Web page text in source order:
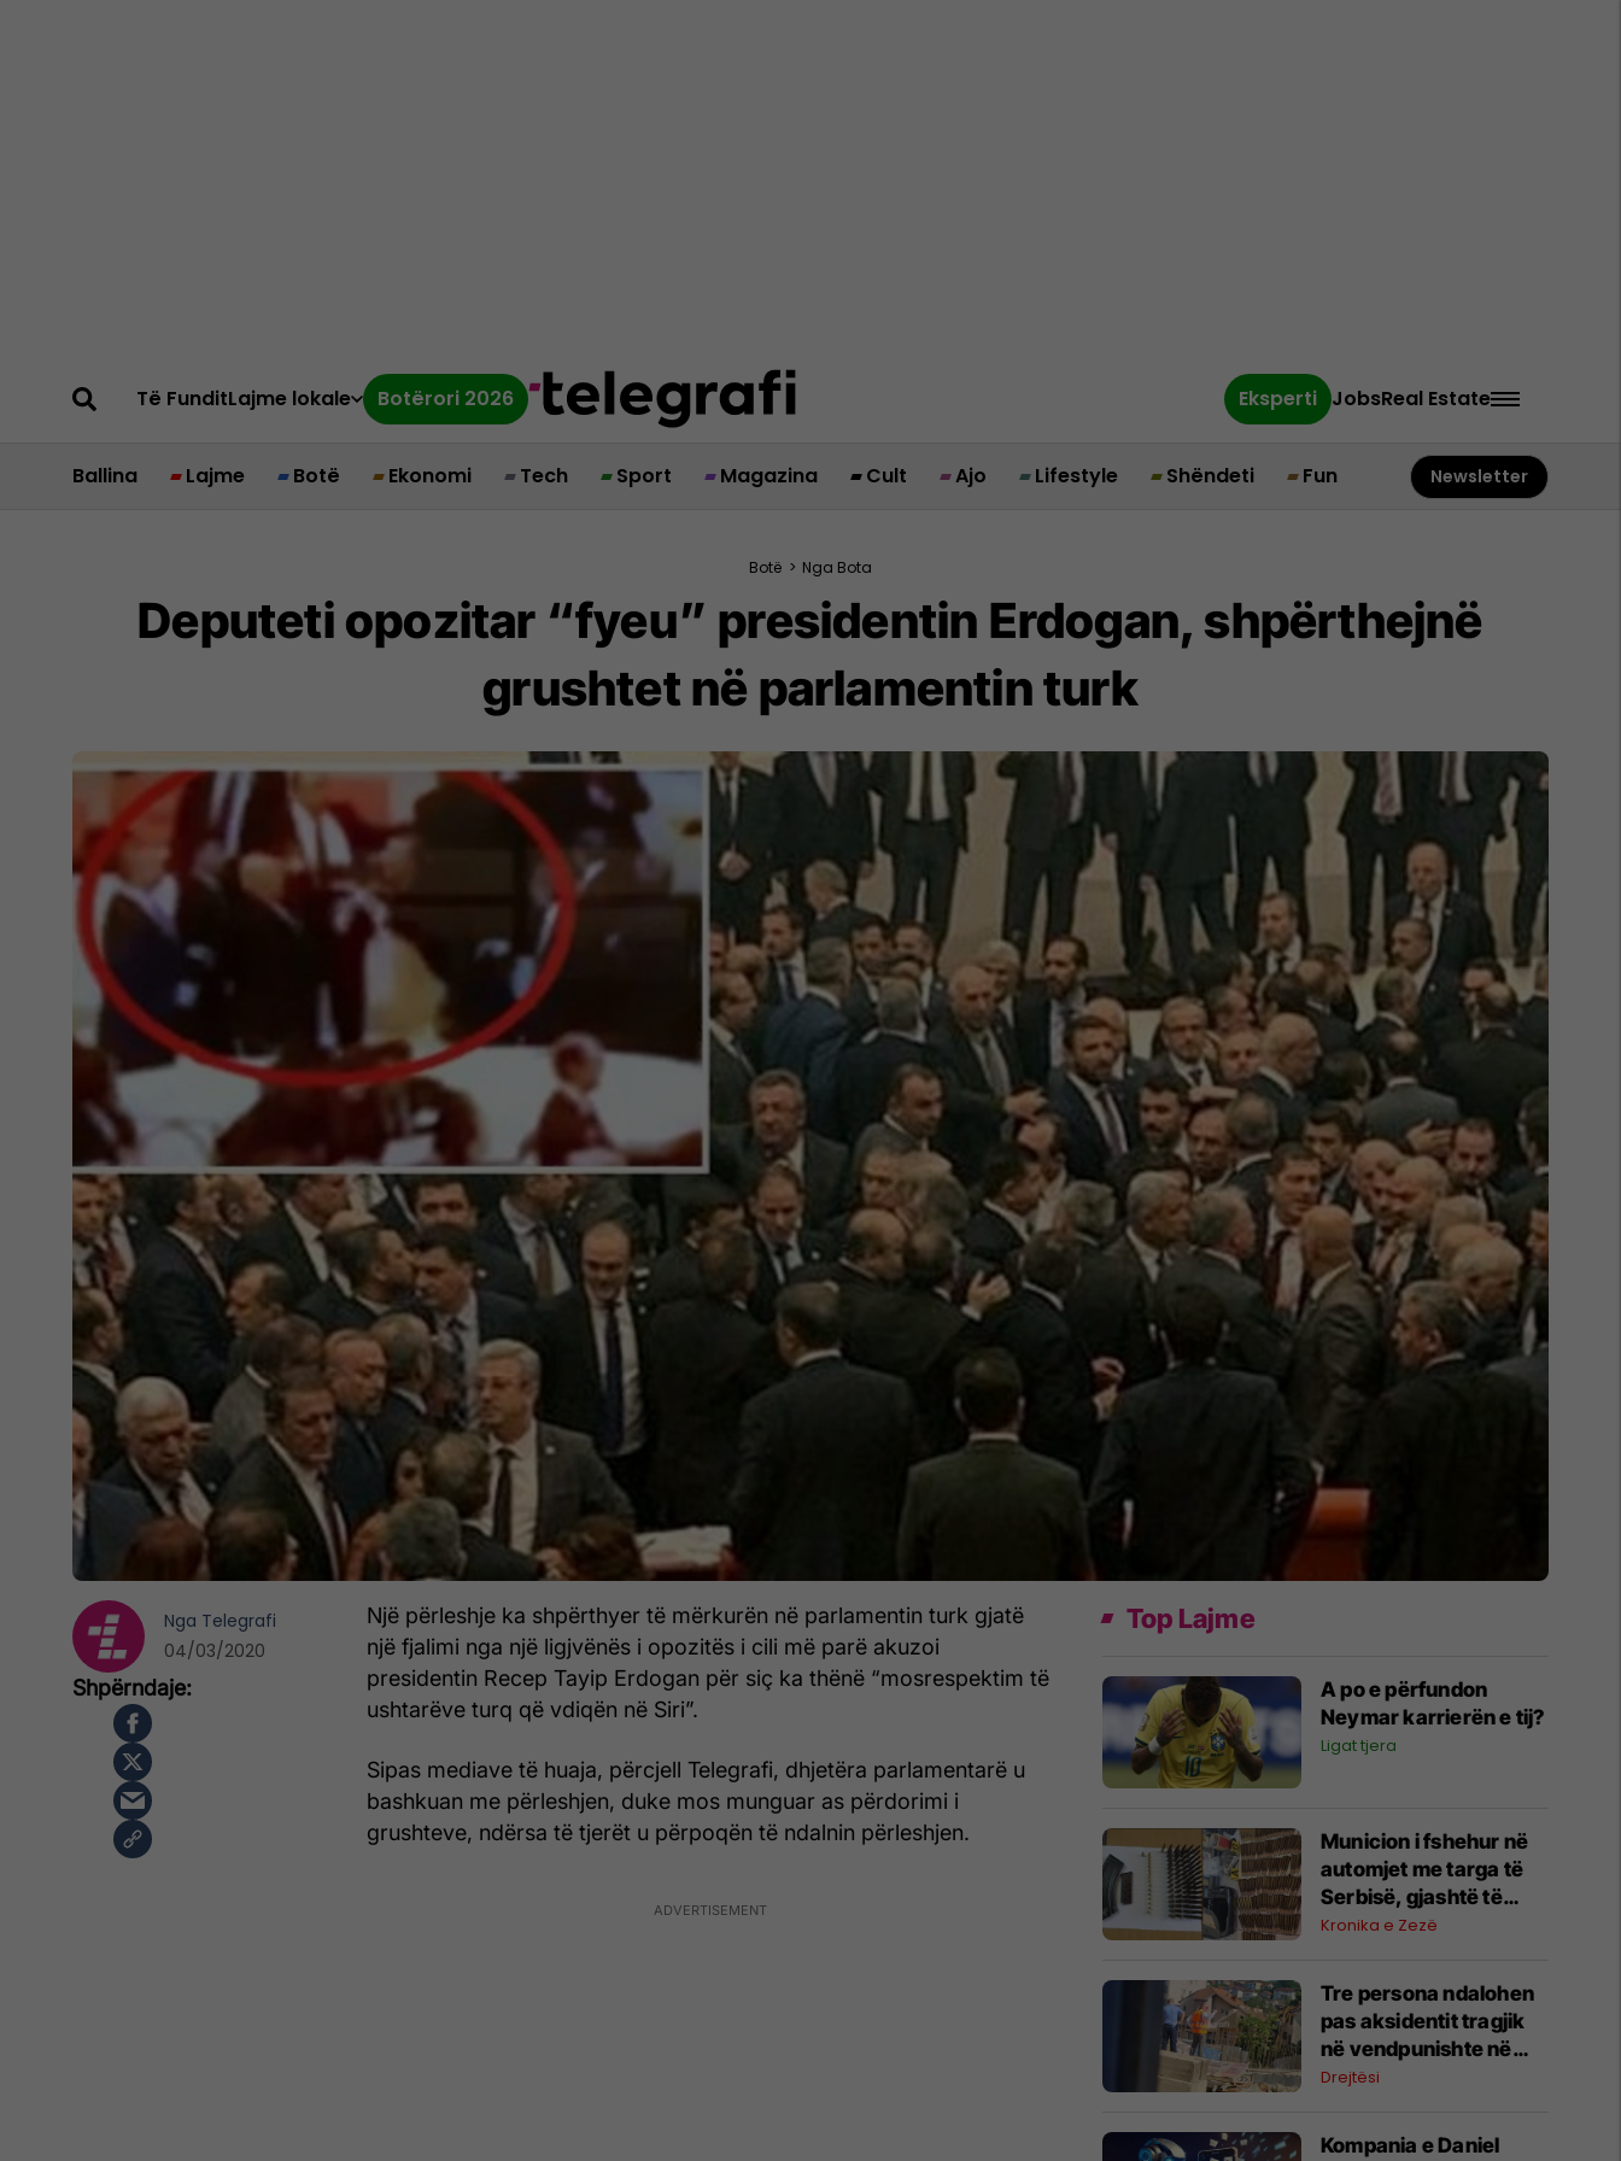
Të FunditLajme lokale Botërori 2026 Eksperti JobsReal Estate
Ballina Lajme Botë Ekonomi Tech Sport Magazina Cult Ajo Lifestyle Shëndeti Fun Newsletter
Botë > Nga Bota
Deputeti opozitar “fyeu” presidentin Erdogan, shpërthejnë
grushtet në parlamentin turk
Një përleshje ka shpërthyer të mërkurën në parlamentin turk gjatë
një fjalimi nga një ligjvënës i opozitës i cili më parë akuzoi
presidentin Recep Tayip Erdogan për siç ka thënë “mosrespektim të
ushtarëve turq që vdiqën në Siri”.
Sipas mediave të huaja, përcjell Telegrafi, dhjetëra parlamentarë u
bashkuan me përleshjen, duke mos munguar as përdorimi i
grushteve, ndërsa të tjerët u përpoqën të ndalnin përleshjen.
Nga Telegrafi
04/03/2020
Top Lajme
A po e përfundon
Neymar karrierën e tij?
Ligat tjera
Municion i fshehur në
automjet me targa të
Serbisë, gjashtë të
arrestuar në Prishtinë
Kronika e Zezë
Tre persona ndalohen
pas aksidentit tragjik
në vendpunishte në
Prishtinë, Prokuroria
Drejtësi
Kompania e Daniel